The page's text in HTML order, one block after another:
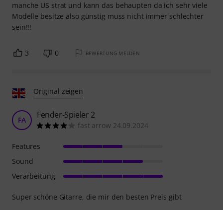
manche US strat und kann das behaupten da ich sehr viele
Modelle besitze also günstig muss nicht immer schlechter
sein!!!
3 0 BEWERTUNG MELDEN
Original zeigen
FA Fender-Spieler 2
fast arrow 24.09.2024
Super schöne Gitarre, die mir den besten Preis gibt
Features
Sound
Verarbeitung